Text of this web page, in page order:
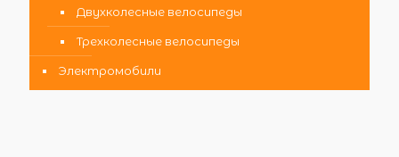
Двухколесные велосипеды
Трехколесные велосипеды
Электромобили